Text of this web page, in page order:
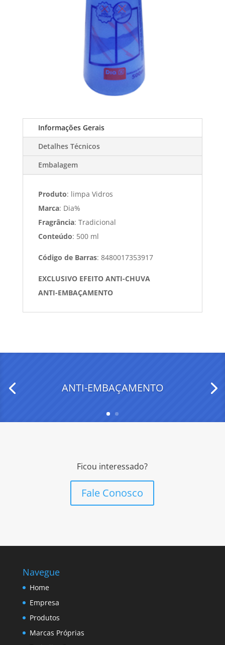
Informações Gerais
Detalhes Técnicos
Embalagem
Produto: limpa Vidros
Marca: Dia%
Fragrância: Tradicional
Conteúdo: 500 ml
Código de Barras: 8480017353917
EXCLUSIVO EFEITO ANTI-CHUVA
ANTI-EMBAÇAMENTO
ANTI-EMBAÇAMENTO
Ficou interessado?
Fale Conosco
Navegue
Home
Empresa
Produtos
Marcas Próprias